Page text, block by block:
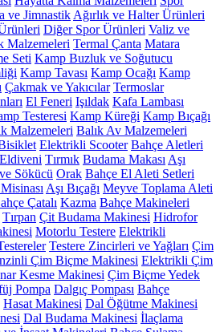
ve Jimnastik Ağırlık ve Halter Ürünleri
Diğer Spor Ürünleri Valiz ve
Malzemeleri Termal Çanta Matara
Seti Kamp Buzluk ve Soğutucu
Kamp Tavası Kamp Ocağı Kamp
Çakmak ve Yakıcılar Termoslar
El Feneri Işıldak Kafa Lambası
Testeresi Kamp Küreği Kamp Bıçağı
Malzemeleri Balık Av Malzemeleri
Elektrikli Scooter Bahçe Aletleri
Tırmık Budama Makası Aşı
Sökücü Orak Bahçe El Aleti Setleri
Aşı Bıçağı Meyve Toplama Aleti
Çatalı Kazma Bahçe Makineleri
Tırpan Çit Budama Makinesi Hidrofor
Motorlu Testere Elektrikli
Testere Zincirleri ve Yağları Çim
Çim Biçme Makinesi Elektrikli Çim
Kesme Makinesi Çim Biçme Yedek
Pompa Dalgıç Pompası Bahçe
Hasat Makinesi Dal Öğütme Makinesi
Dal Budama Makinesi İlaçlama